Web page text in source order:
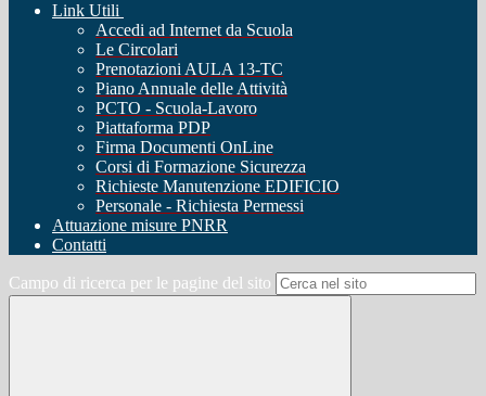
Link Utili
Accedi ad Internet da Scuola
Le Circolari
Prenotazioni AULA 13-TC
Piano Annuale delle Attività
PCTO - Scuola-Lavoro
Piattaforma PDP
Firma Documenti OnLine
Corsi di Formazione Sicurezza
Richieste Manutenzione EDIFICIO
Personale - Richiesta Permessi
Attuazione misure PNRR
Contatti
Campo di ricerca per le pagine del sito